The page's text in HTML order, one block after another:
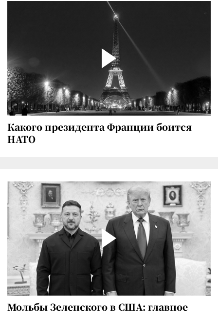
Какого президента Франции боится
НАТО
Мольбы Зеленского в США: главное